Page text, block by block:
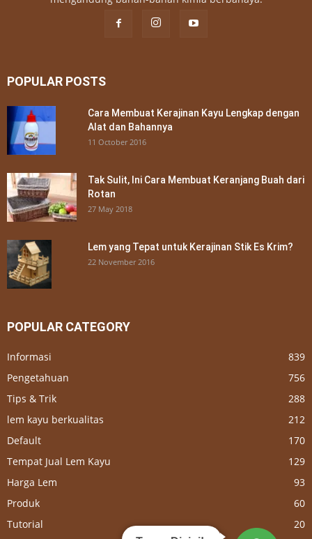
POPULAR POSTS
Cara Membuat Kerajinan Kayu Lengkap dengan
Alat dan Bahannya
11 October 2016
Tak Sulit, Ini Cara Membuat Keranjang Buah dari
Rotan
27 May 2018
Lem yang Tepat untuk Kerajinan Stik Es Krim?
22 November 2016
POPULAR CATEGORY
Informasi
839
Pengetahuan
756
Tips & Trik
288
lem kayu berkualitas
212
Default
170
Tempat Jual Lem Kayu
129
Harga Lem
93
Produk
60
Tutorial
20